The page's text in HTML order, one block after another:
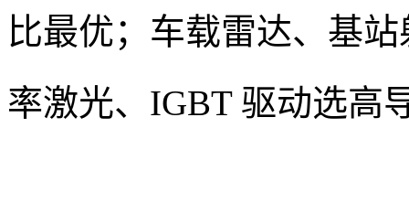
比最优；车载雷达、基
率激光、IGBT 驱动选高